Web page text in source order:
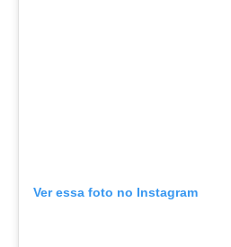
Ver essa foto no Instagram